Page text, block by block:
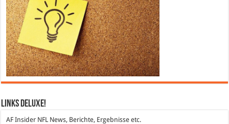
Links DeLuXe!
AF Insider NFL News, Berichte, Ergebnisse etc.